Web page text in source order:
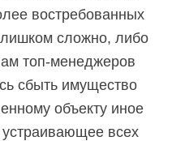
востребованных
сложно, либо
топ-менеджеров
сбыть имущество
объекту иное
всех